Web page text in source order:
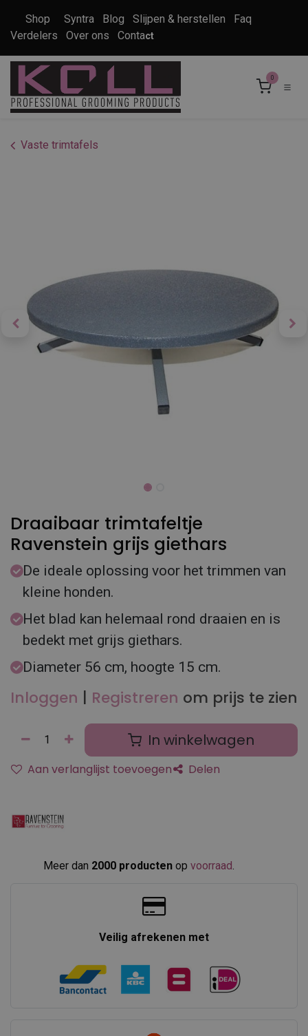
Shop Syntra Blog Slijpen & herstellen
Faq
Verdelers
Over ons Contact
0
Vaste trimtafels
Draaibaar trimtafeltje
Ravenstein grijs giethars
De ideale oplossing voor het trimmen van
kleine honden.
Het blad kan helemaal rond draaien en is
bedekt met grijs giethars.
Diameter 56 cm, hoogte 15 cm.
Inloggen | Registreren om prijs te zien
In winkelwagen
Aan verlanglijst toevoegen Delen
Meer dan 2000 producten op voorraad
Veilig afrekenen met